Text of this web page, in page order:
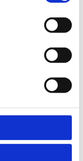
Search
Ingerstedt